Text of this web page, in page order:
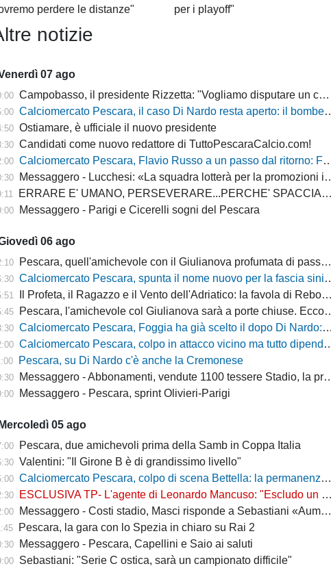
perdere le distanze"
per i playoff"
notizie
07 ago
Campobasso, il presidente Rizzetta: "Vogliamo disputare un campionato di vertice"
Calciomercato Pescara, il caso Di Nardo resta aperto: il bomber può anche restare in biancazzurro
Ostiamare, è ufficiale il nuovo presidente
Candidati come nuovo redattore di TuttoPescaraCalcio.com!
Calciomercato Pescara, Flavio Russo a un passo dal ritorno: Foggia accelera, il Sassuolo prepara il via libera
Messaggero - Lucchesi: «La squadra lotterà per la promozioni in serie B»
ERRARE E' UMANO, PERSEVERARE...PERCHE' SPACCIARE PER BOMBER RUSSO E ALBERTI?
Messaggero - Parigi e Cicerelli sogni del Pescara
06 ago
Pescara, quell'amichevole con il Giulianova profumata di passato
Calciomercato Pescara, spunta il nome nuovo per la fascia sinistra
Il Profeta, il Ragazzo e il Vento dell'Adriatico: la favola di Rebo-Gol
Pescara, l'amichevole col Giulianova sarà a porte chiuse. Ecco anche il nuovo orario
Calciomercato Pescara, Foggia ha già scelto il dopo Di Nardo: c'è un nome in cima alla lista
Calciomercato Pescara, colpo in attacco vicino ma tutto dipende da Di Nardo: il Frosinone si chiama fuori?
Pescara, su Di Nardo c'è anche la Cremonese
Messaggero - Abbonamenti, vendute 1100 tessere Stadio, la protesta dei tifosi disabili
Messaggero - Pescara, sprint Olivieri-Parigi
Mercoledì 05 ago
Pescara, due amichevoli prima della Samb in Coppa Italia
Valentini: "Il Girone B è di grandissimo livello"
Calciomercato Pescara, colpo di scena Bettella: la permanenza non è più un'ipotesi, ecco cosa sta succedendo
ESCLUSIVA TP- L'agente di Leonardo Mancuso: "Escludo un suo ritorno a Pescara, vuole rimanere in B"
Messaggero - Costi stadio, Masci risponde a Sebastiani «Aumenti per ridurre il peso sui cittadini»
Pescara, la gara con lo Spezia in chiaro su Rai 2
Messaggero - Pescara, Capellini e Saio ai saluti
Sebastiani: "Serie C ostica, sarà un campionato difficile"